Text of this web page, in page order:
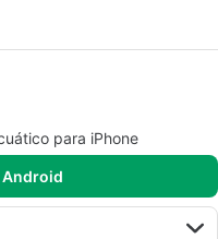
para iPhone
Android